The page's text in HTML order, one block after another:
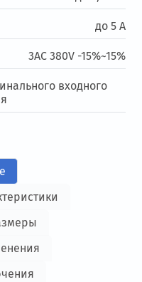
до 5 А
3AC 380V -15%~15%
входного